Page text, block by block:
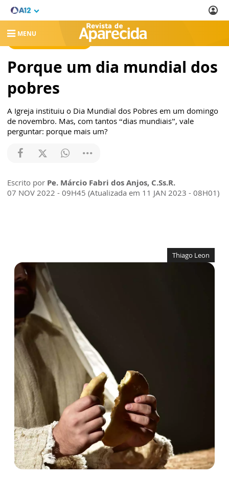
MENU
REVISTA DE APARECIDA
Porque um dia mundial dos
pobres
A Igreja instituiu o Dia Mundial dos Pobres em um domingo
de novembro. Mas, com tantos “dias mundiais”, vale
perguntar: porque mais um?
Escrito por Pe. Márcio Fabri dos Anjos, C.Ss.R.
07 NOV 2022 - 09H45 (Atualizada em 11 JAN 2023 - 08H01)
Thiago Leon